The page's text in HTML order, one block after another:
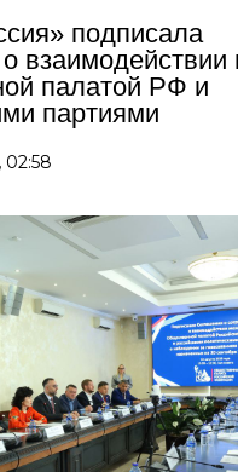
подписала
палатой РФ и
партиями
02:58